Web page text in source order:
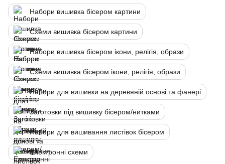
Набори вишивка бісером картини
Схеми вишивка бісером картини
Набори вишивка бісером ікони, релігія, образи
Схеми вишивка бісером ікони, релігія, образи
Набори для вишивки на деревяній основі та фанері
Заготовки під вишивку бісером/нитками
Набори для вишивання листівок бісером
Електронні схеми